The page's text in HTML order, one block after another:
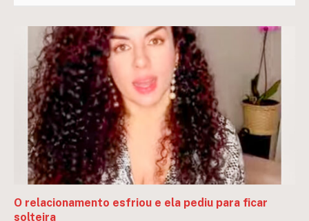
O relacionamento esfriou e ela pediu para ficar
solteira